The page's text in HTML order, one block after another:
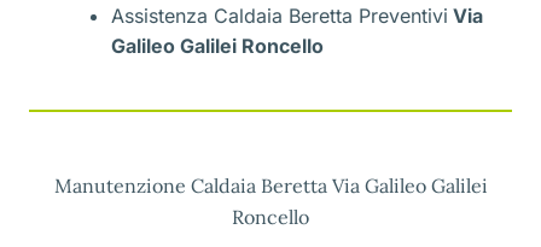
Assistenza Caldaia Beretta Preventivi Via
Galileo Galilei Roncello
Manutenzione Caldaia Beretta Via Galileo Galilei
Roncello